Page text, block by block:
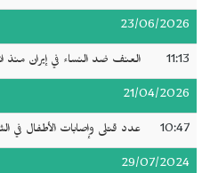
23/06/2026
11:13 العنف ضد النساء في إيران منذ
21/04/2026
10:47 عدد قتلى وإصابات الأطفال في
29/07/2024